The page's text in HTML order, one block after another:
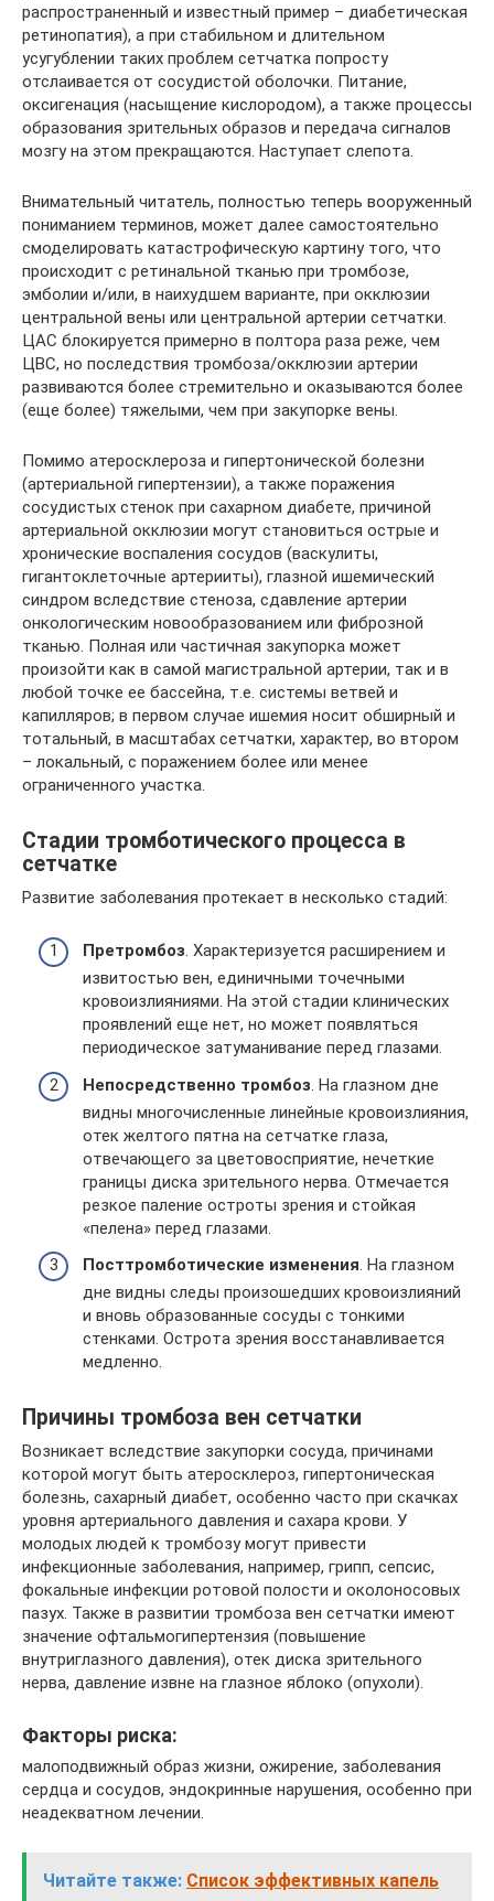
распространенный и известный пример – диабетическая
ретинопатия), а при стабильном и длительном
усугублении таких проблем сетчатка попросту
отслаивается от сосудистой оболочки. Питание,
оксигенация (насыщение кислородом), а также процессы
образования зрительных образов и передача сигналов
мозгу на этом прекращаются. Наступает слепота.
Внимательный читатель, полностью теперь вооруженный
пониманием терминов, может далее самостоятельно
смоделировать катастрофическую картину того, что
происходит с ретинальной тканью при тромбозе,
эмболии и/или, в наихудшем варианте, при окклюзии
центральной вены или центральной артерии сетчатки.
ЦАС блокируется примерно в полтора раза реже, чем
ЦВС, но последствия тромбоза/окклюзии артерии
развиваются более стремительно и оказываются более
(еще более) тяжелыми, чем при закупорке вены.
Помимо атеросклероза и гипертонической болезни
(артериальной гипертензии), а также поражения
сосудистых стенок при сахарном диабете, причиной
артериальной окклюзии могут становиться острые и
хронические воспаления сосудов (васкулиты,
гигантоклеточные артерииты), глазной ишемический
синдром вследствие стеноза, сдавление артерии
онкологическим новообразованием или фиброзной
тканью. Полная или частичная закупорка может
произойти как в самой магистральной артерии, так и в
любой точке ее бассейна, т.е. системы ветвей и
капилляров; в первом случае ишемия носит обширный и
тотальный, в масштабах сетчатки, характер, во втором
– локальный, с поражением более или менее
ограниченного участка.
Стадии тромботического процесса в
сетчатке
Развитие заболевания протекает в несколько стадий:
Претромбоз. Характеризуется расширением и
извитостью вен, единичными точечными
кровоизлияниями. На этой стадии клинических
проявлений еще нет, но может появляться
периодическое затуманивание перед глазами.
Непосредственно тромбоз . На глазном дне
видны многочисленные линейные кровоизлияния,
отек желтого пятна на сетчатке глаза,
отвечающего за цветовосприятие, нечеткие
границы диска зрительного нерва. Отмечается
резкое паление остроты зрения и стойкая
«пелена» перед глазами.
Посттромботические изменения. На глазном
дне видны следы произошедших кровоизлияний
и вновь образованные сосуды с тонкими
стенками. Острота зрения восстанавливается
медленно.
Причины тромбоза вен сетчатки
Возникает вследствие закупорки сосуда, причинами
которой могут быть атеросклероз, гипертоническая
болезнь, сахарный диабет, особенно часто при скачках
уровня артериального давления и сахара крови. У
молодых людей к тромбозу могут привести
инфекционные заболевания, например, грипп, сепсис,
фокальные инфекции ротовой полости и околоносовых
пазух. Также в развитии тромбоза вен сетчатки имеют
значение офтальмогипертензия (повышение
внутриглазного давления), отек диска зрительного
нерва, давление извне на глазное яблоко (опухоли).
Факторы риска:
малоподвижный образ жизни, ожирение, заболевания
сердца и сосудов, эндокринные нарушения, особенно при
неадекватном лечении.
Читайте также: Список эффективных капель